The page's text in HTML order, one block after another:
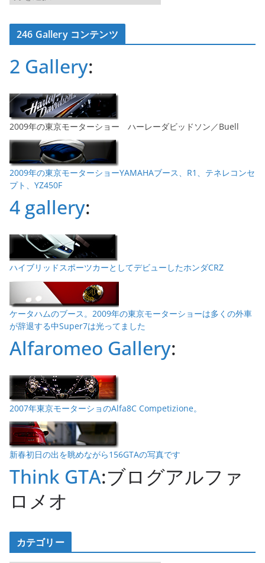
ー
カ
イ246 Gallery コンテンツ
2 Gallery:
2009年の東京モーターショー ハーレーダビッドソン／Buell
2009年の東京モーターショーYAMAHAブース、R1、テネレコンセ
プト、YZ450F
4 gallery:
ハイブリッドスポーツカーとしてデビューしたホンダCRZ
ケータハムのブース。2009年の東京モーターショーは多くの外車
が辞退する中Super7は光ってました
Alfaromeo Gallery:
2007年東京モーターショのAlfa8C Competizione。
新春初日の出を眺めながら156GTAの写真です
Think GTA:ブログアルファ
ロメオ
カテゴリー